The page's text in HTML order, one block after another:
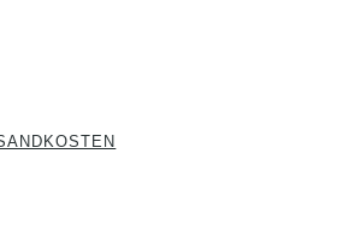
gewünschten Wert ein